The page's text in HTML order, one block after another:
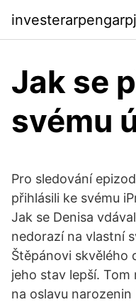
Jak se
svému
Pro sledování
přihlásili ke svému
Jak se Denisa
nedorazí na vlastní
Štěpánovi skvělého
jeho stav lepší.
na oslavu narozenin